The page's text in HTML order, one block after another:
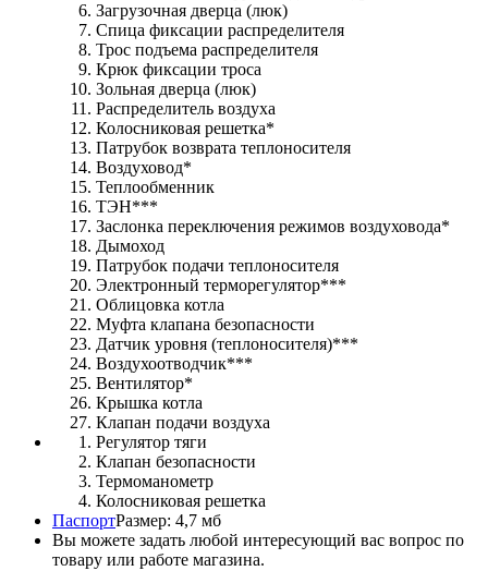
Загрузочная дверца (люк)
Спица фиксации распределителя
Трос подъема распределителя
Крюк фиксации троса
Зольная дверца (люк)
Распределитель воздуха
Колосниковая решетка*
Патрубок возврата теплоносителя
Воздуховод*
Теплообменник
ТЭН***
Заслонка переключения режимов воздуховода*
Дымоход
Патрубок подачи теплоносителя
Электронный терморегулятор***
Облицовка котла
Муфта клапана безопасности
Датчик уровня (теплоносителя)***
Воздухоотводчик***
Вентилятор*
Крышка котла
Клапан подачи воздуха
Регулятор тяги
Клапан безопасности
Термоманометр
Колосниковая решетка
ПаспортРазмер: 4,7 мб
Вы можете задать любой интересующий вас вопрос по
товару или работе магазина.